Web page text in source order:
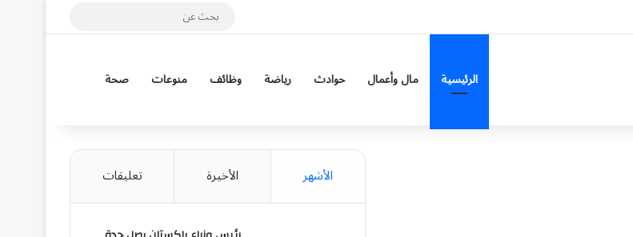
مقال عشوائي
الرئيسية مال وأعمال حوادث رياضة وظائف منوعات صحة
الأشهر الأخيرة تعليقات